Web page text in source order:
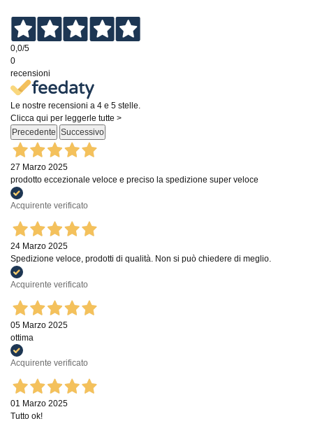
0,0/5
0
recensioni
Le nostre recensioni a 4 e 5 stelle.
Clicca qui per leggerle tutte >
Precedente Successivo
27 Marzo 2025
prodotto eccezionale veloce e preciso la spedizione super veloce
Acquirente verificato
24 Marzo 2025
Spedizione veloce, prodotti di qualità. Non si può chiedere di meglio.
Acquirente verificato
05 Marzo 2025
ottima
Acquirente verificato
01 Marzo 2025
Tutto ok!